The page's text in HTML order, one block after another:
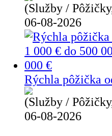
(Služby /
06-08-2026
Rýchla pôžička
(Služby /
06-08-2026